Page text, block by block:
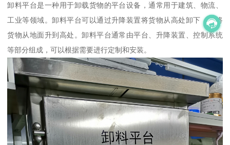
卸料平台是一种用于卸载货物的平台设备，通常用于建筑、物流、
工业等领域。卸料平台可以通过升降装置将货物从高处卸下，或将
货物从地面升到高处。卸料平台通常由平台、升降装置、控制系统
等部分组成，可以根据需要进行定制和安装。